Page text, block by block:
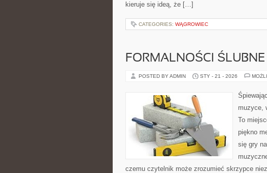
kieruje się ideą, że […]
CATEGORIES: WĄGROWIEC
FORMALNOŚCI ŚLUBNE
POSTED BY ADMIN STY - 21 - 2026
muzyce,
To
piękno
się gry
czemu czytelnik może zrozumieć skrzypce